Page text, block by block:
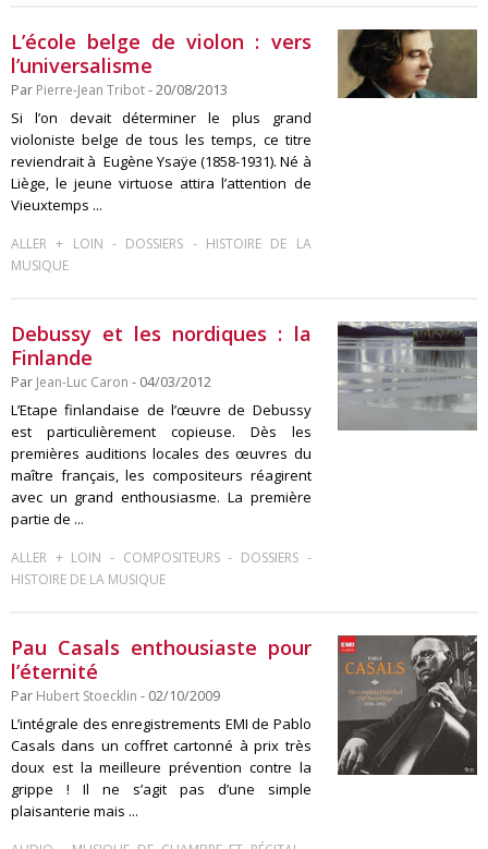
L’école belge de violon : vers
l’universalisme
Par Pierre-Jean Tribot- 20/08/2013
Si l’on devait déterminer le plus grand
violoniste belge de tous les temps, ce titre
reviendrait à Eugène Ysaÿe (1858-1931). Né à
Liège, le jeune virtuose attira l’attention de
Vieuxtemps ...
ALLER + LOIN - DOSSIERS - HISTOIRE DE LA
MUSIQUE
Debussy et les nordiques : la
Finlande
Par Jean-Luc Caron - 04/03/2012
L’Etape finlandaise de l’œuvre de Debussy
est particulièrement copieuse. Dès les
premières auditions locales des œuvres du
maître français, les compositeurs réagirent
avec un grand enthousiasme. La première
partie de ...
ALLER + LOIN - COMPOSITEURS- DOSSIERS-
HISTOIRE DE LA MUSIQUE
Pau Casals enthousiaste pour
l’éternité
Par Hubert Stoecklin - 02/10/2009
L’intégrale des enregistrements EMI de Pablo
Casals dans un coffret cartonné à prix très
doux est la meilleure prévention contre la
grippe ! Il ne s’agit pas d’une simple
plaisanterie mais ...